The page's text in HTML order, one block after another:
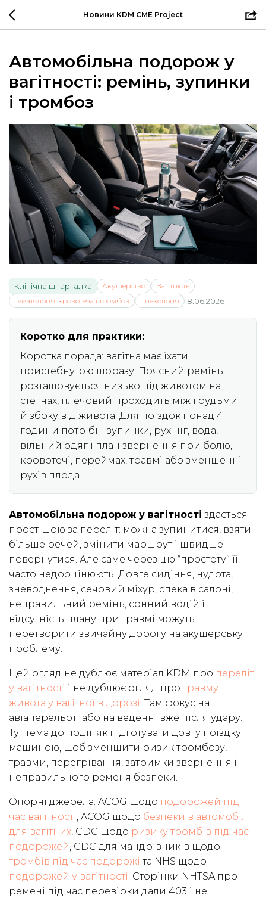
Новини KDM CME Project
Автомобільна подорож у
вагітності: ремінь, зупинки
і тромбоз
Клінічна шпаргалка Акушерство
Вагітність
Гематологія, кровотеча і тромбоз
Гінекологія 18.06.2026
Коротко для практики:
Коротка порада: вагітна має їхати
пристебнутою щоразу. Поясний ремінь
розташовується низько під животом на
стегнах, плечовий проходить між грудьми
й збоку від живота. Для поїздок понад 4
години потрібні зупинки, рух ніг, вода,
вільний одяг і план звернення при болю,
кровотечі, переймах, травмі або зменшенні
рухів плода.
Автомобільна подорож у вагітності здається
простішою за переліт: можна зупинитися, взяти
більше речей, змінити маршрут і швидше
повернутися. Але саме через цю “простоту” її
часто недооцінюють. Довге сидіння, нудота,
зневоднення, сечовий міхур, спека в салоні,
неправильний ремінь, сонний водій і
відсутність плану при травмі можуть
перетворити звичайну дорогу на акушерську
проблему.
Цей огляд не дублює матеріал KDM про переліт
у вагітності і не дублює огляд про травму
живота у вагітної в дорозі. Там фокус на
авіаперельоті або на веденні вже після удару.
Тут тема до події: як підготувати довгу поїздку
машиною, щоб зменшити ризик тромбозу,
травми, перегрівання, затримки звернення і
неправильного ременя безпеки.
Опорні джерела: ACOG щодо подорожей під
час вагітності, ACOG щодо безпеки в автомобілі
для вагітних, CDC щодо ризику тромбів під час
подорожей, CDC для мандрівників щодо
тромбів під час подорожі та NHS щодо
подорожей у вагітності. Сторінки NHTSA про
ремені під час перевірки дали 403 і не